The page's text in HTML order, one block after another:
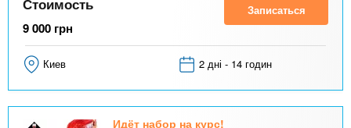
Стоимость
9 000 грн
Записаться
Киев 2 дні - 14 годин
Идёт набор на курс!